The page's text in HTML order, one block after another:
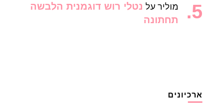
מוליר על נטלי רוש דוגמנית הלבשה
תחתונה
ארכיונים